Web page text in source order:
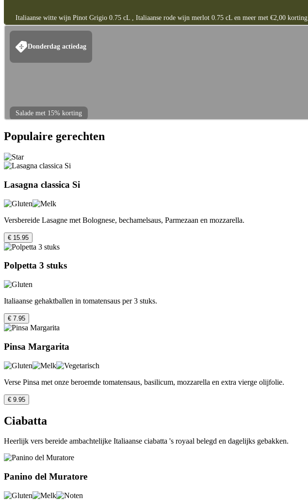
Italiaanse witte wijn Pinot Grigio 0.75 cL , Italiaanse rode wijn merlot 0.75 cL en meer met €2,00 korting
Donderdag actiedag
Salade met 15% korting
Populaire gerechten
Lasagna classica Si
Versbereide Lasagne met Bolognese, bechamelsaus, Parmezaan en mozzarella.
€ 15.95
Polpetta 3 stuks
Italiaanse gehaktballen in tomatensaus per 3 stuks.
€ 7.95
Pinsa Margarita
Verse Pinsa met onze beroemde tomatensaus, basilicum, mozzarella en extra vierge olijfolie.
€ 9.95
Ciabatta
Heerlijk vers bereide ambachtelijke Italiaanse ciabatta 's royaal belegd en dagelijks gebakken.
Panino del Muratore